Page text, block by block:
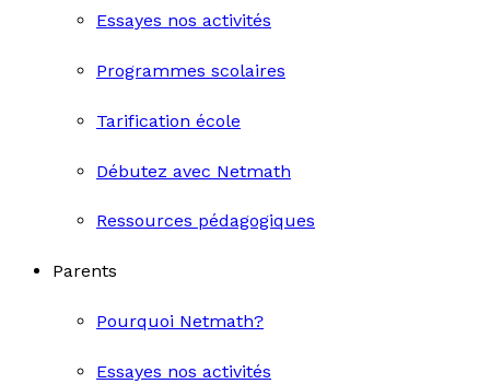
Essayes nos activités
Programmes scolaires
Tarification école
Débutez avec Netmath
Ressources pédagogiques
Parents
Pourquoi Netmath?
Essayes nos activités